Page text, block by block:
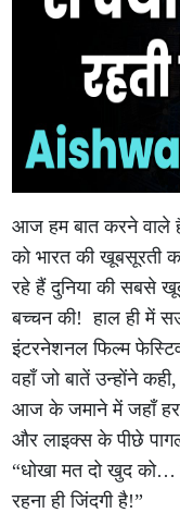
आज हम बात करने वाले
को भारत की खूबसूरती
रहे हैं दुनिया की सबसे
बच्चन की! हाल ही में
इंटरनेशनल फिल्म
वहाँ जो बातें उन्होंने
आज के जमाने में जहाँ हर
और लाइक्स के पीछे
“धोखा मत दो खुद को…
रहना ही जिंदगी है!”